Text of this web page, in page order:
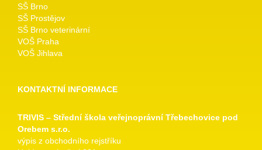
SŠ Brno
SŠ Prostějov
SŠ Brno veterinární
VOŠ Praha
VOŠ Jihlava
KONTAKTNÍ INFORMACE
TRIVIS – Střední škola veřejnoprávní Třebechovice pod
Orebem s.r.o.
výpis z obchodního rejstříku